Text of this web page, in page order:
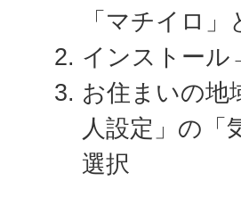
「マチイロ
インストー
お住まいの地
人設定」の「
選択